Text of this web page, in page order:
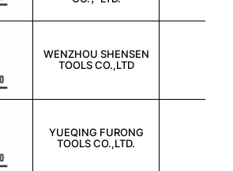
WENZHOU SHENSEN
TOOLS CO.,LTD
YUEQING FURONG
TOOLS CO.,LTD.